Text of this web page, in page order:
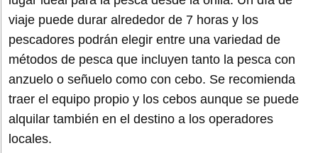
viaje puede durar alrededor de 7 horas y los
pescadores podrán elegir entre una variedad de
métodos de pesca que incluyen tanto la pesca con
anzuelo o señuelo como con cebo. Se recomienda
traer el equipo propio y los cebos aunque se puede
alquilar también en el destino a los operadores
locales.